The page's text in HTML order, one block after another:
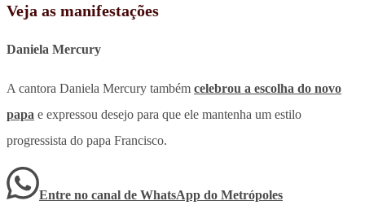
Veja as manifestações
Daniela Mercury
A cantora Daniela Mercury também celebrou a escolha do novo
papa e expressou desejo para que ele mantenha um estilo
progressista do papa Francisco.
Entre no canal de WhatsApp do Metrópoles